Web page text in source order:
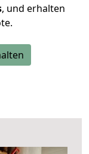
, und erhalten